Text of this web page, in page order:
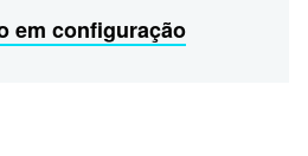
em configuração